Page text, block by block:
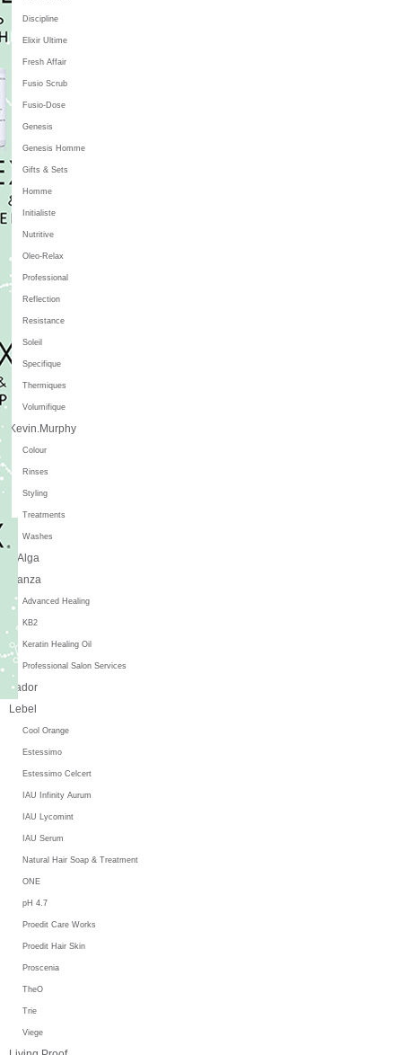
Discipline
Elixir Ultime
Fresh Affair
Fusio Scrub
Fusio-Dose
Genesis
Genesis Homme
Gifts & Sets
Homme
Initialiste
Nutritive
Oleo-Relax
Professional
Reflection
Resistance
Soleil
Specifique
Thermiques
Volumifique
Kevin.Murphy
Colour
Rinses
Styling
Treatments
Washes
L'Alga
L'anza
Advanced Healing
KB2
Keratin Healing Oil
Professional Salon Services
Lador
Lebel
Cool Orange
Estessimo
Estessimo Celcert
IAU Infinity Aurum
IAU Lycomint
IAU Serum
Natural Hair Soap & Treatment
ONE
pH 4.7
Proedit Care Works
Proedit Hair Skin
Proscenia
TheO
Trie
Viege